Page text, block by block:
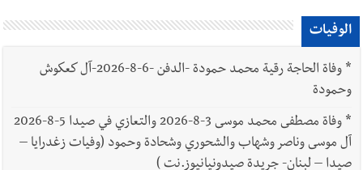
الوفيات
*
وفاة الحاجة رقية محمد حمودة -الدفن -6-8-2026-آل كعكوش
وحمودة
*
وفاة مصطفى محمد موسى 3-8-2026 والتعازي في صيدا 5-8-2026
آل موسى وناصر وشهاب والشحوري وشحادة وحمود (وفيات زغدرايا –
صيدا – لبنان- جريدة صيدونيانيوز.نت )